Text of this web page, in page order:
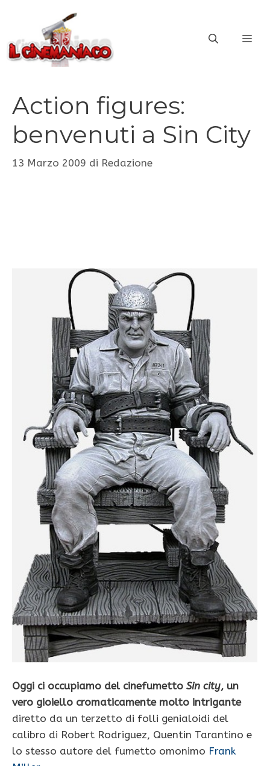
contenuto
Action figures:
benvenuti a Sin City
13 Marzo 2009 di Redazione
Oggi ci occupiamo del cinefumetto Sin city, un
vero gioiello cromaticamente molto intrigante
diretto da un terzetto di folli genialoidi del
calibro di Robert Rodriguez, Quentin Tarantino e
lo stesso autore del fumetto omonimo Frank